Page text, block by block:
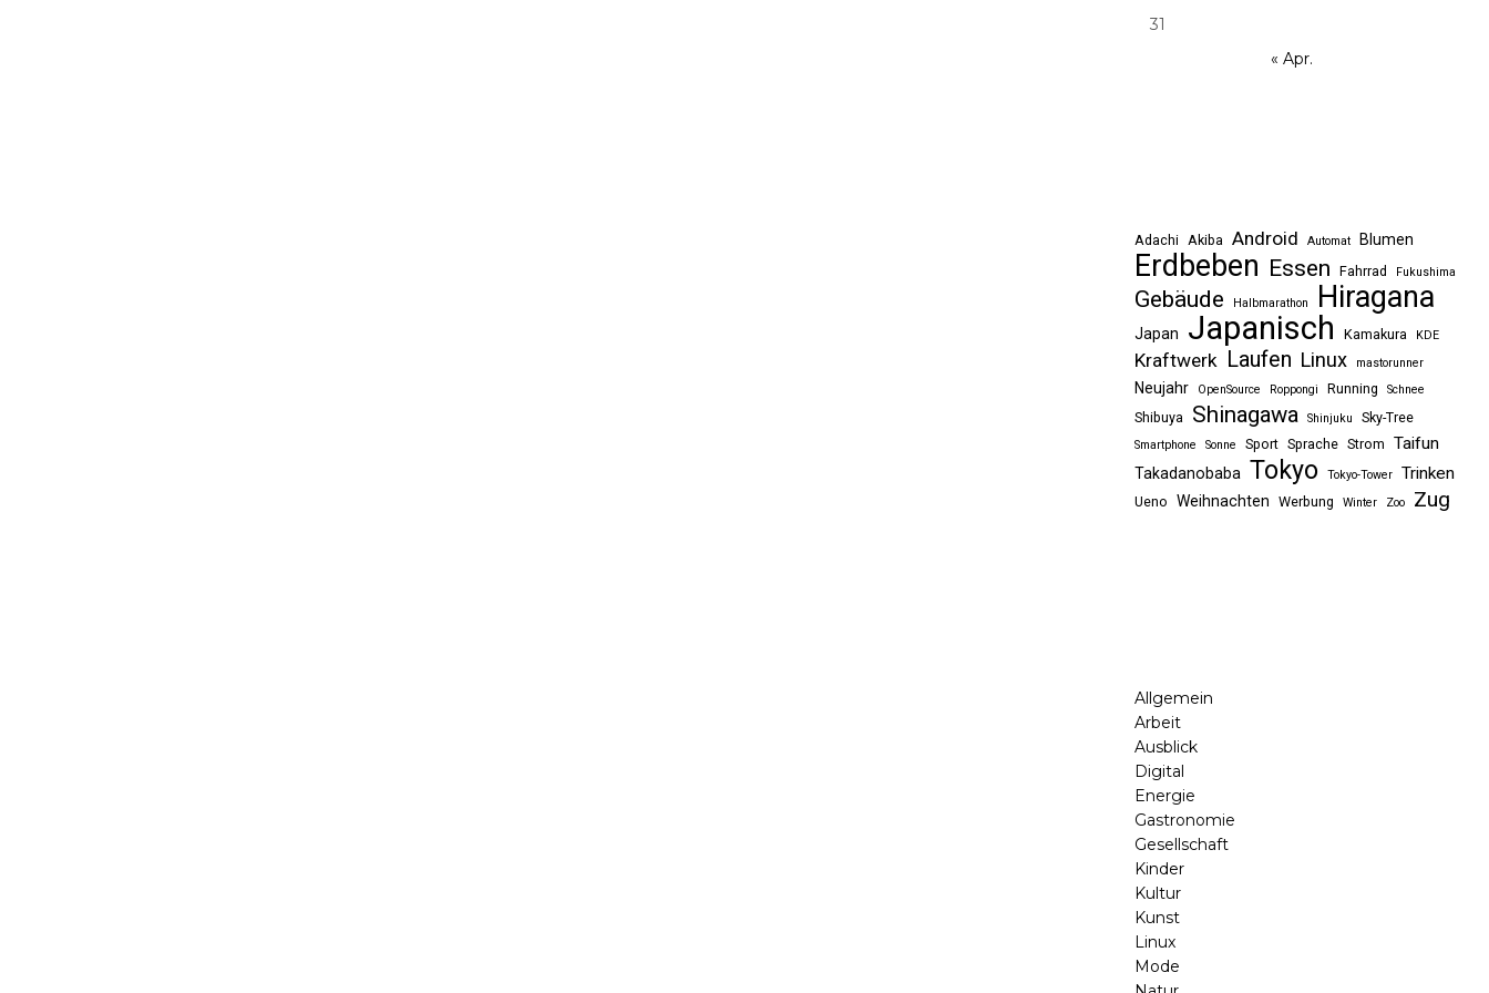
31
« Apr.
Adachi Akiba Android Automat Blumen
Erdbeben Essen Fahrrad Fukushima
Gebäude Halbmarathon Hiragana
Japan Japanisch Kamakura KDE
Kraftwerk Laufen Linux mastorunner
Neujahr OpenSource Roppongi Running Schnee
Shibuya Shinagawa Shinjuku Sky-Tree
Smartphone Sonne Sport Sprache Strom Taifun
Takadanobaba Tokyo Tokyo-Tower Trinken
Ueno Weihnachten Werbung Winter Zoo Zug
Allgemein
Arbeit
Ausblick
Digital
Energie
Gastronomie
Gesellschaft
Kinder
Kultur
Kunst
Linux
Mode